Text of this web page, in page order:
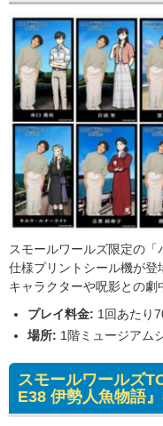
スモールワールズ限定の「
仕様プリントシール機が登
キャラクターや呪影との劇
プレイ料金: 1回あたり
場所: 1階ミュージアム
スモールワールズ
E38 伊勢人魚物語